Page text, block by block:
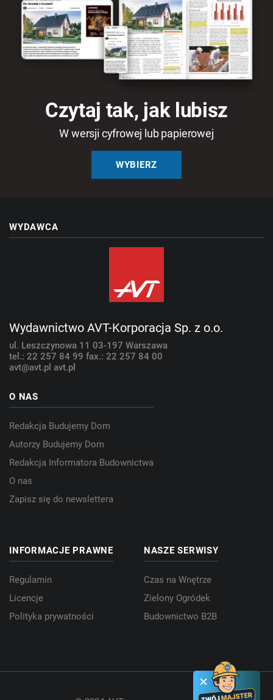
Czytaj tak, jak lubisz
W wersji cyfrowej lub papierowej
WYBIERZ
WYDAWCA
Wydawnictwo AVT-Korporacja Sp. z o.o.
ul. Leszczynowa 11 03-197 Warszawa
tel.: 22 257 84 99 fax.: 22 257 84 00
avt@avt.pl avt.pl
O NAS
Redakcja Budujemy Dom
Autorzy Budujemy Dom
Redakcja Informatora Budownictwa
O nas
Zapisz się do newslettera
INFORMACJE PRAWNE
Regulamin
Licencje
Polityka prywatności
NASZE SERWISY
Czas na Wnętrze
Zielony Ogródek
Budownictwo B2B